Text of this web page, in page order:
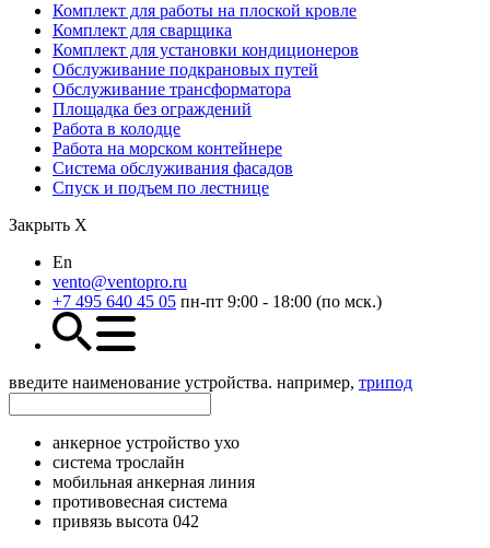
Комплект для работы на плоской кровле
Комплект для сварщика
Комплект для установки кондиционеров
Обслуживание подкрановых путей
Обслуживание трансформатора
Площадка без ограждений
Работа в колодце
Работа на морском контейнере
Система обслуживания фасадов
Спуск и подъем по лестнице
Закрыть Х
En
vento@ventopro.ru
+7 495 640 45 05 пн-пт 9:00 - 18:00 (по мск.)
введите наименование устройства. например, трипод
анкерное устройство ухо
система трослайн
мобильная анкерная линия
противовесная система
привязь высота 042